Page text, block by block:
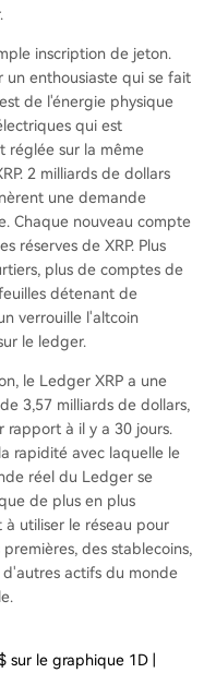
inscription de jeton.
enthousiaste qui se fait
de l'énergie physique
qui est
réglée sur la même
2 milliards de dollars
une demande
Chaque nouveau compte
réserves de XRP. Plus
plus de comptes de
détenant de
verrouille l'altcoin
le ledger.
le Ledger XRP a une
3,57 milliards de dollars,
rapport à il y a 30 jours.
rapidité avec laquelle le
réel du Ledger se
de plus en plus
utiliser le réseau pour
des stablecoins,
actifs du monde
sur le graphique 1D |